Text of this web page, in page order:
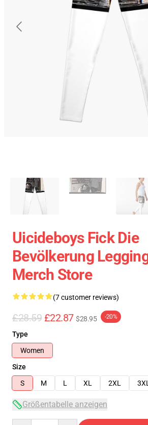
Uicideboys Fick Die
Bevölkerung
Merch Store
(7 customer reviews)
£28.59 £22.87 $28.95 -20%
Type
Women
Size
S
M L XL 2XL 3XL
Größentabelle anzeigen